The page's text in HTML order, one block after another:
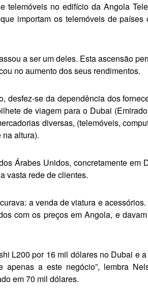
no edifício da Angola
importam os telemóveis de países
a ser um deles. Esta ascensão
no aumen­to dos seus rendimentos.
des­fez-se da dependência dos
de via­gem para o Dubai
diversas, (telemóveis,
altura).
Árabes Unidos, concretamen­te em
vasta rede de clientes.
a venda de viatura e
com os preços em Angola, e
L200 por 16 mil dólares no Du­bai e
a este ne­gócio”, lembra
em 70 mil dólares.